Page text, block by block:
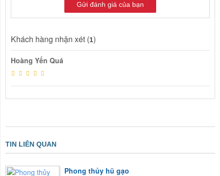
Gửi đánh giá của bạn
Khách hàng nhận xét (1)
Hoàng Yến Quá
TIN LIÊN QUAN
Phong thủy hũ gạo